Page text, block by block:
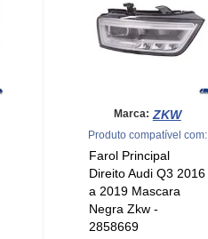
Marca: ZKW
Produto compatível com:
Farol Principal
Direito Audi Q3 2016
a 2019 Mascara
Negra Zkw -
2858669